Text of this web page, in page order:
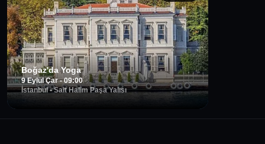
Boğaz'da Yoga
9 Eylül Çar - 09:00
İstanbul•Sait Halim Paşa Yalısı